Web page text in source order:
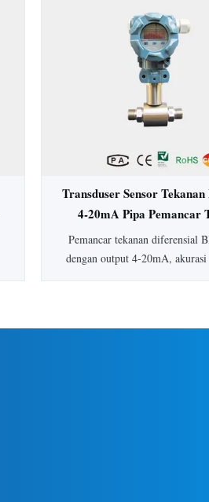
Transduser Sensor
4-20mA Pipa Pemancar
Diferensial Air
Pemancar tekanan diferensial
dengan output 4-20mA,
industri minyak bumi, kimia,